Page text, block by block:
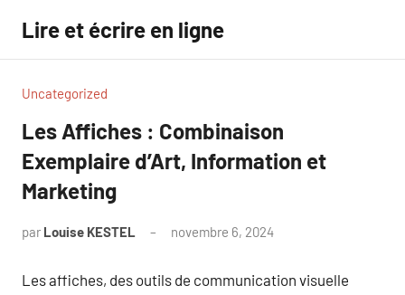
contenu
Lire et écrire en ligne
Uncategorized
Les Affiches : Combinaison
Exemplaire d’Art, Information et
Marketing
par Louise KESTEL novembre 6, 2024
Les affiches, des outils de communication visuelle